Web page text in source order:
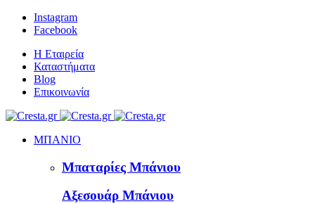
Instagram
Facebook
Η Εταιρεία
Καταστήματα
Blog
Επικοινωνία
ΜΠΑΝΙΟ
Μπαταρίες Μπάνιου
Αξεσουάρ Μπάνιου